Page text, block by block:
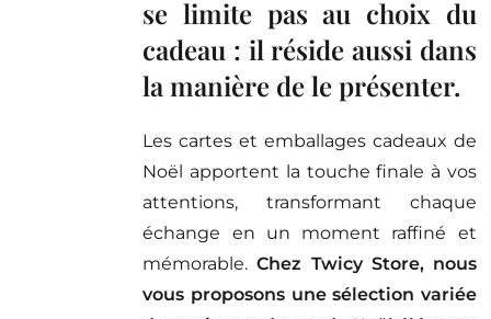
se limite pas au choix du
cadeau : il réside aussi dans
la manière de le présenter.
Les cartes et emballages cadeaux de
Noël apportent la touche finale à vos
attentions, transformant chaque
échange en un moment raffiné et
mémorable.Chez Twicy Store, nous
vous proposons une sélection variée